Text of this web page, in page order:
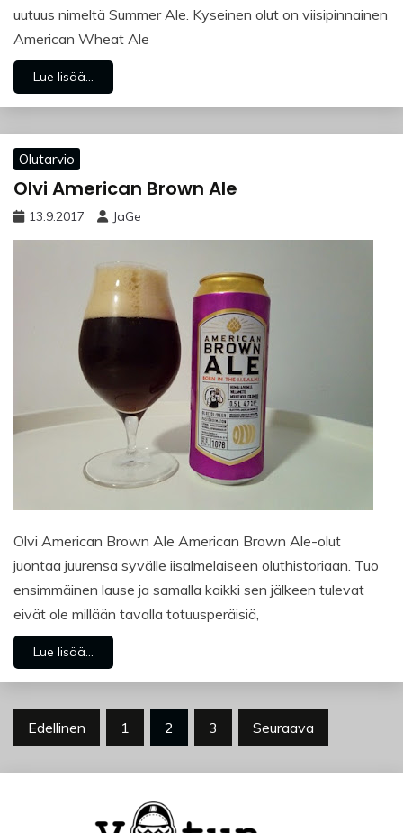
uutuus nimeltä Summer Ale. Kyseinen olut on viisipinnainen
American Wheat Ale
Lue lisää...
Olutarvio
Olvi American Brown Ale
13.9.2017 JaGe
Olvi American Brown Ale American Brown Ale-olut
juontaa juurensa syvälle iisalmelaiseen oluthistoriaan. Tuo
ensimmäinen lause ja samalla kaikki sen jälkeen tulevat
eivät ole millään tavalla totuusperäisiä,
Lue lisää...
Artikkelien
Edellinen 1 2 3 Seuraava